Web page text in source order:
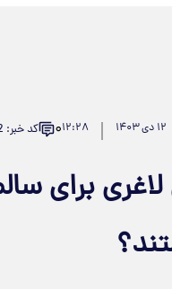
۱۲ دی ۱۴۰۳ ۱۲:۲۸۰ کد خبر: 903162
برای